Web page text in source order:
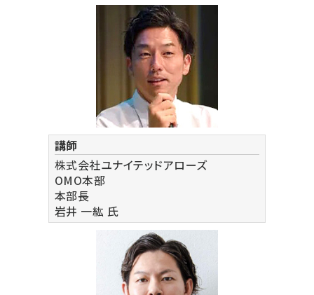
講師
株式会社ユナイテッドアローズ
OMO本部
本部長
岩井 一紘 氏